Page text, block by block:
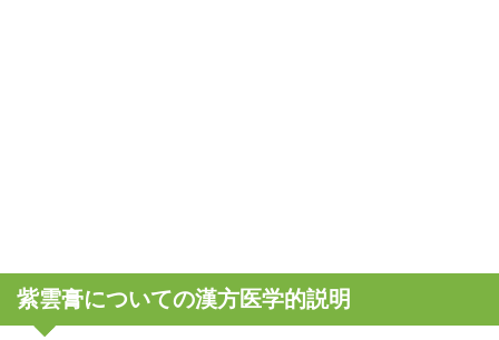
紫雲膏についての漢方医学的説明